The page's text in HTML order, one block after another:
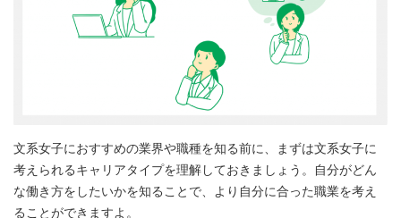
文系女子におすすめの業界や職種を知る前に、まずは文系女子に
考えられるキャリアタイプを理解しておきましょう。自分がどん
な働き方をしたいかを知ることで、より自分に合った職業を考え
ることができますよ。